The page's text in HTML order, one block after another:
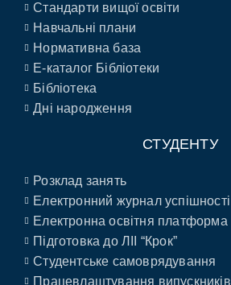
Стандарти вищої освіти
Навчальні плани
Нормативна база
E-каталог Бібліотеки
Бібліотека
Дні народження
СТУДЕНТУ
Розклад занять
Електронний журнал успішності
Електронна освітня платформа
Підготовка до ЛІІ “Крок”
Студентське самоврядування
Працевлаштування випускників